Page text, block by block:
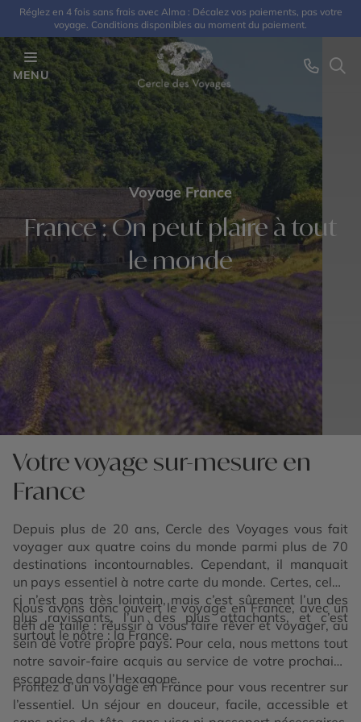
Réglez en 4 fois sans frais avec Alma : Décalez vos paiements, pas votre
voyage. Conditions disponibles au moment du paiement.
MENU
Voyage France
France : On peut plaire à tout
le monde
Votre voyage sur-mesure en
France
Depuis plus de 20 ans, Cercle des Voyages vous fait
voyager aux quatre coins du monde parmi plus de 70
destinations incontournables. Cependant, il manquait
un pays essentiel à notre carte du monde. Certes, celui-
ci n’est pas très lointain, mais c’est sûrement l’un des
plus ravissants, l’un des plus attachants, et c’est
surtout le nôtre : la France.
Nous avons donc ouvert le voyage en France, avec un
défi de taille : réussir à vous faire rêver et voyager, au
sein de votre propre pays. Pour cela, nous mettons tout
notre savoir-faire acquis au service de votre prochaine
escapade dans l’Hexagone.
Profitez d’un voyage en France pour vous recentrer sur
l’essentiel. Un séjour en douceur, facile, accessible et